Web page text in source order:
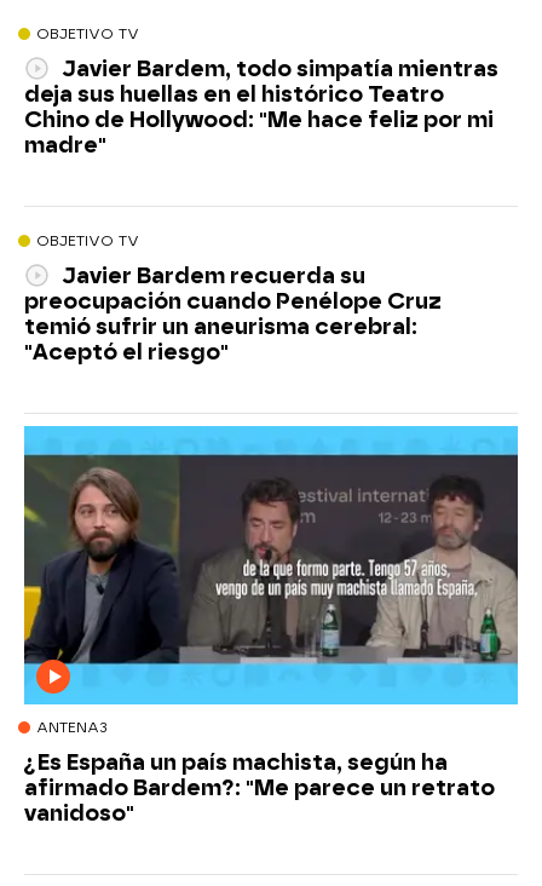
OBJETIVO TV
Javier Bardem, todo simpatía mientras
deja sus huellas en el histórico Teatro
Chino de Hollywood: "Me hace feliz por mi
madre"
OBJETIVO TV
Javier Bardem recuerda su
preocupación cuando Penélope Cruz
temió sufrir un aneurisma cerebral:
"Aceptó el riesgo"
ANTENA3
¿Es España un país machista, según ha
afirmado Bardem?: "Me parece un retrato
vanidoso"